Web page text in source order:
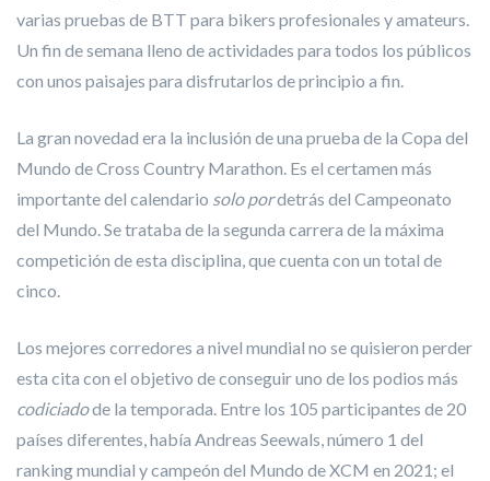
varias pruebas de BTT para bikers profesionales y amateurs.
Un fin de semana lleno de actividades para todos los públicos
con unos paisajes para disfrutarlos de principio a fin.
La gran novedad era la inclusión de una prueba de la Copa del
Mundo de Cross Country Marathon. Es el certamen más
importante del calendario solo pordetrás del Campeonato
del Mundo. Se trataba de la segunda carrera de la máxima
competición de esta disciplina, que cuenta con un total de
cinco.
Los mejores corredores a nivel mundial no se quisieron perder
esta cita con el objetivo de conseguir uno de los podios más
codiciadode la temporada. Entre los 105 participantes de 20
países diferentes, había Andreas Seewals, número 1 del
ranking mundial y campeón del Mundo de XCM en 2021; el